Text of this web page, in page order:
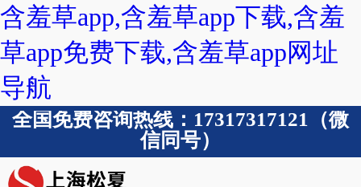
含羞草app,含羞草app下载,含羞
草app免费下载,含羞草app网址
导航
全国免费咨询热线：17317317121（微
信同号）